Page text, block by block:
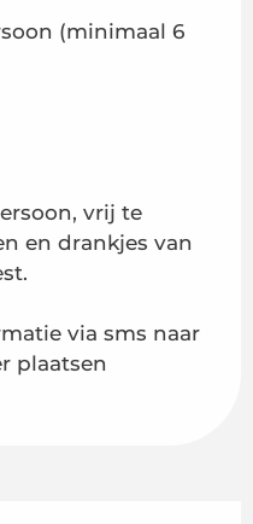
(minimaal 6
vrij te
en drankjes van
via sms naar
plaatsen